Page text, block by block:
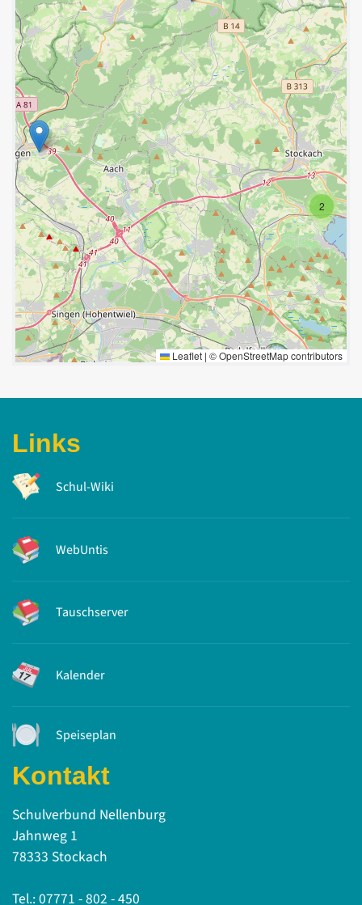
2
Leaflet | ©OpenStreetMapcontributors
Links
Schul-Wiki
WebUntis
Tauschserver
Kalender
Speiseplan
Kontakt
Schulverbund Nellenburg
Jahnweg 1
78333 Stockach
Tel.: 07771 - 802 - 450